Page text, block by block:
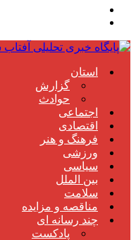
استان
گزارش
حوادث
اجتماعی
اقتصادی
فرهنگ و هنر
ورزشی
سیاسی
بین الملل
سلامت
مناقصه و مزایده
چند رسانه ای
پادکست